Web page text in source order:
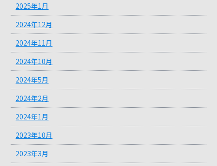
2025年1月
2024年12月
2024年11月
2024年10月
2024年5月
2024年2月
2024年1月
2023年10月
2023年3月